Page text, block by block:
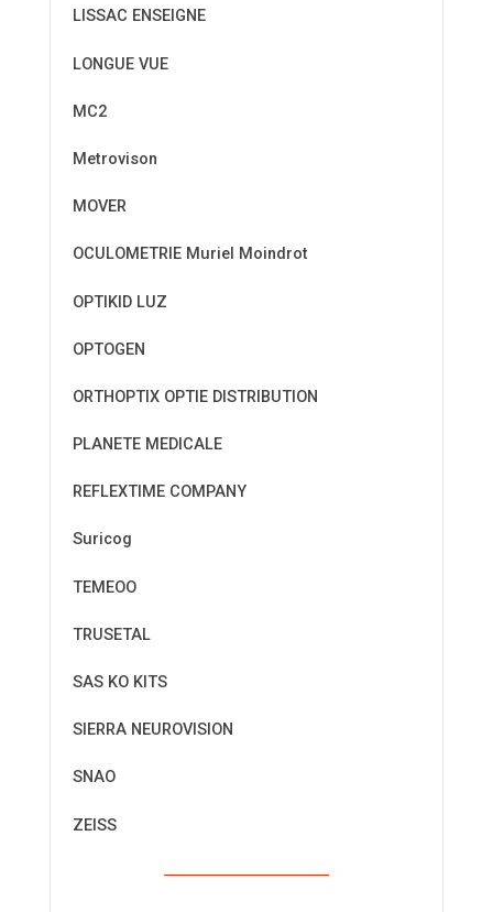
LISSAC ENSEIGNE
LONGUE VUE
MC2
Metrovison
MOVER
OCULOMETRIE Muriel Moindrot
OPTIKID LUZ
OPTOGEN
ORTHOPTIX OPTIE DISTRIBUTION
PLANETE MEDICALE
REFLEXTIME COMPANY
Suricog
TEMEOO
TRUSETAL
SAS KO KITS
SIERRA NEUROVISION
SNAO
ZEISS